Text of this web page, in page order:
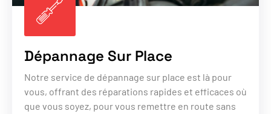
Dépannage Sur Place
Notre service de dépannage sur place est là pour
vous, offrant des réparations rapides et efficaces où
que vous soyez, pour vous remettre en route sans